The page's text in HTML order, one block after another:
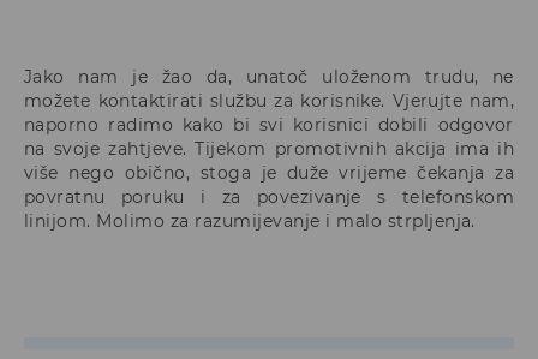
Jako nam je žao da, unatoč uloženom trudu, ne
možete kontaktirati službu za korisnike. Vjerujte nam,
naporno radimo kako bi svi korisnici dobili odgovor
na svoje zahtjeve. Tijekom promotivnih akcija ima ih
više nego obično, stoga je duže vrijeme čekanja za
povratnu poruku i za povezivanje s telefonskom
linijom. Molimo za razumijevanje i malo strpljenja.